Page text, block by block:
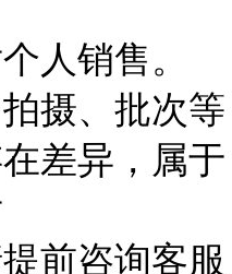
人销售。
摄、批次等
差异，属于
前咨询客服